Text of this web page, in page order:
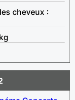
cheveux :